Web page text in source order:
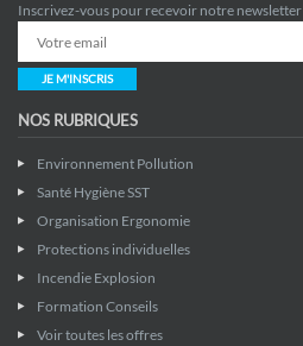
Inscrivez-vous pour recevoir notre newsletter
JE M'INSCRIS
NOS RUBRIQUES
Environnement Pollution
Santé Hygiène SST
Organisation Ergonomie
Protections individuelles
Incendie Explosion
Formation Conseils
Voir toutes les offres